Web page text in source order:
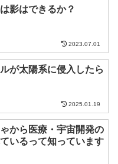
影はできるか？
2023.07.01
が太陽系に侵入したら
2025.01.19
から医療・宇宙開発の
いるって知っています